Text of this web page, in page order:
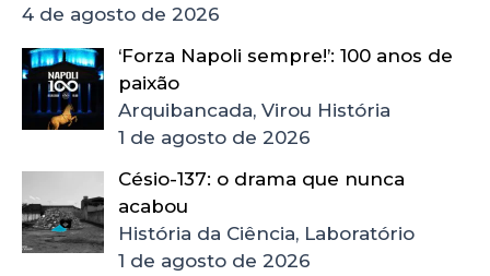
4 de agosto de 2026
‘Forza Napoli sempre!’: 100 anos de
paixão
Arquibancada, Virou História
1 de agosto de 2026
Césio-137: o drama que nunca
acabou
História da Ciência, Laboratório
1 de agosto de 2026